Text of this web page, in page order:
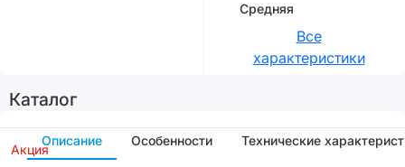
Каталог
Акция
Средняя
Все
характеристики
Описание Особенности Технические